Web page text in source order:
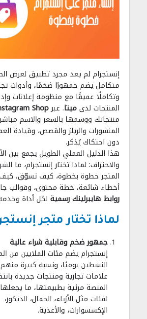
إنستجرام لم يعد مجرد تطبيق لعرض
متكامل يضم جمهورًا ضخمًا، وأدوات
وتكاملًا عميقًا مع منظومة إعلانات
المنتجات لدىميتا. عبرShop
منتجاتك ووسمها بالسعر والاسم
المنشورات والريلز والقصص، وقيادة
دون احتكاك يُذكر.
هذا الدليل العملي الطويل يجمع بين
والاحتراف: لماذا تختار إنستجرام، ما
المتجر خطوة بخطوة، كيف تسوّق،
أخطاء شائعة، خطة محتوى، وقوالب
روابط هايبرلينك رسمية لكل أداة
لماذا تختار متجر
جمهور ضخم وقابلية شراء عالية
إنستجرام يضم مئات الملايين من
النشطين يوميًا، ونسبة كبيرة
علامات تجارية ومنتجات جديدة
المنصة مرئية بطبيعتها، ما
لفئات مثل الأزياء، الجمال، الديكور،
الإكسسوارات، والأغذية.